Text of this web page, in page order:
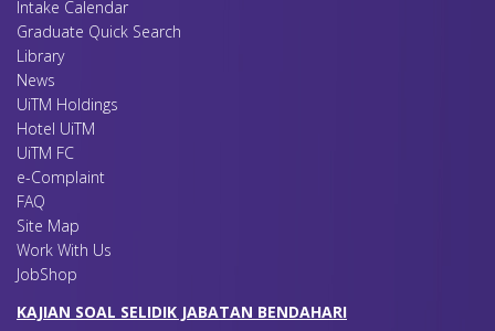
Intake Calendar
Graduate Quick Search
Library
News
UiTM Holdings
Hotel UiTM
UiTM FC
e-Complaint
FAQ
Site Map
Work With Us
JobShop
KAJIAN SOAL SELIDIK JABATAN BENDAHARI